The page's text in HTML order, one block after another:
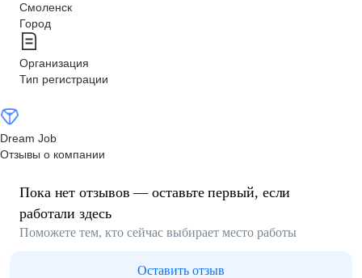
Смоленск
Город
Организация
Тип регистрации
Dream Job
Отзывы о компании
Пока нет отзывов — оставьте первый, если
работали здесь
Поможете тем, кто сейчас выбирает место работы
Оставить отзыв